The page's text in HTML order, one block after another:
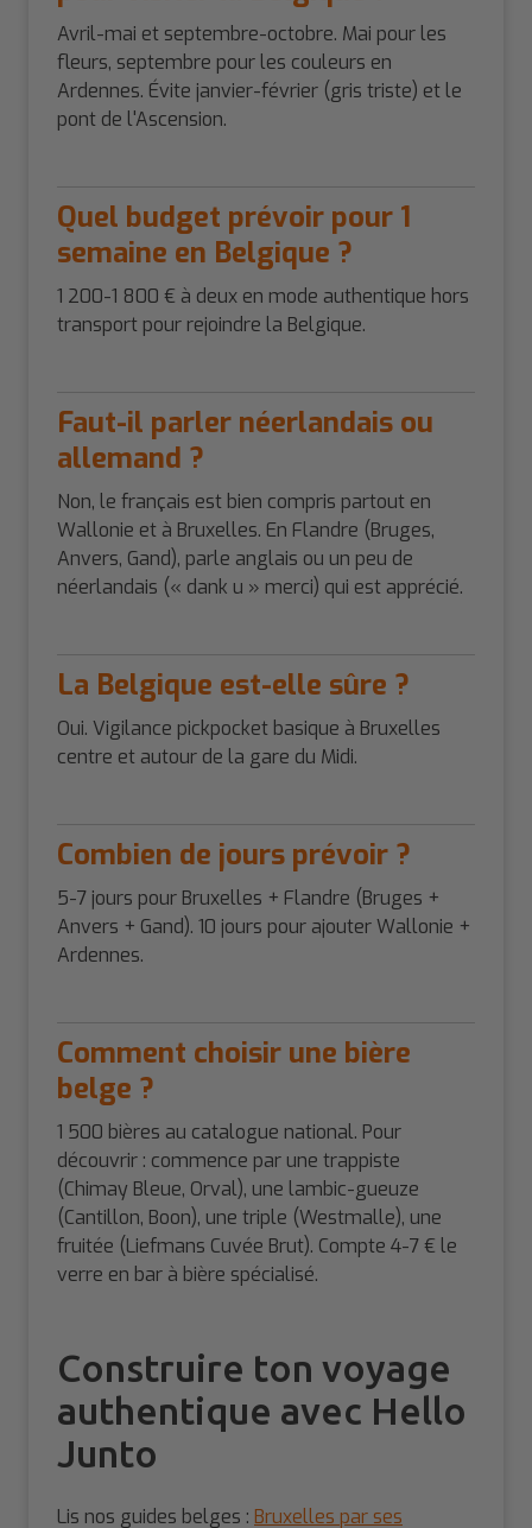
Avril-mai et septembre-octobre. Mai pour les
fleurs, septembre pour les couleurs en
Ardennes. Évite janvier-février (gris triste) et le
pont de l'Ascension.
Quel budget prévoir pour 1
semaine en Belgique ?
1 200-1 800 € à deux en mode authentique hors
transport pour rejoindre la Belgique.
Faut-il parler néerlandais ou
allemand ?
Non, le français est bien compris partout en
Wallonie et à Bruxelles. En Flandre (Bruges,
Anvers, Gand), parle anglais ou un peu de
néerlandais (« dank u » merci) qui est apprécié.
La Belgique est-elle sûre ?
Oui. Vigilance pickpocket basique à Bruxelles
centre et autour de la gare du Midi.
Combien de jours prévoir ?
5-7 jours pour Bruxelles + Flandre (Bruges +
Anvers + Gand). 10 jours pour ajouter Wallonie +
Ardennes.
Comment choisir une bière
belge ?
1 500 bières au catalogue national. Pour
découvrir : commence par une trappiste
(Chimay Bleue, Orval), une lambic-gueuze
(Cantillon, Boon), une triple (Westmalle), une
fruitée (Liefmans Cuvée Brut). Compte 4-7 € le
verre en bar à bière spécialisé.
Construire ton voyage
authentique avec Hello
Junto
Lis nos guides belges : Bruxelles par ses